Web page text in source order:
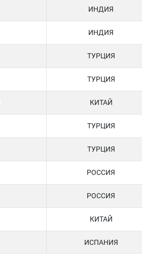
ИНДИЯ
ИНДИЯ
ТУРЦИЯ
ТУРЦИЯ
КИТАЙ
ТУРЦИЯ
ТУРЦИЯ
РОССИЯ
РОССИЯ
КИТАЙ
ИСПАНИЯ